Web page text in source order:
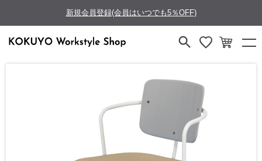
新規会員登録(会員はいつでも5％OFF)